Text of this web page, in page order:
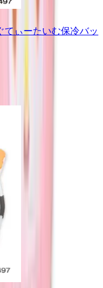
ぃーたいむ保冷バッ